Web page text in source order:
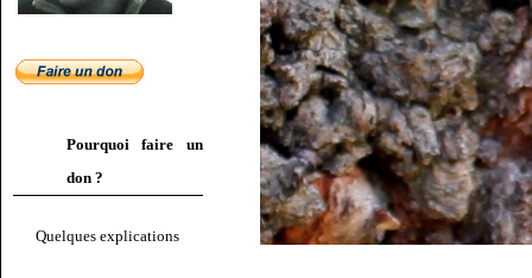
Pourquoi faire un
don ?
Quelques explications